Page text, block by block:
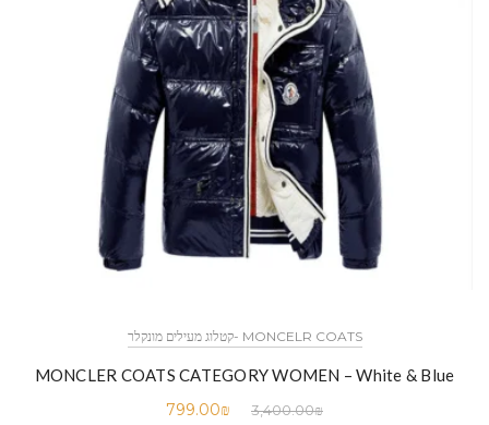
MONCELR COATS -קטלוג מעילים מונקלר
MONCLER COATS CATEGORY WOMEN – White & Blue
3,400.00₪
799.00₪